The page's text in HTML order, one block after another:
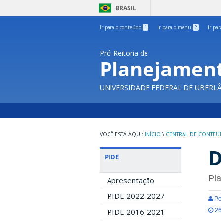
BRASIL
Ir para o conteúdo 1 Ir para o menu 2 Ir
Pró-Reitoria de
UNIVERSIDADE FEDERAL DE
INÍCIO \ CENTRAL DE
PIDE
Apresentação
PIDE 2022-2027
PIDE 2016-2021